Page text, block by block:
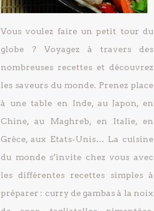
Vous voulez faire un petit tour du
globe ? Voyagez à travers des
nombreuses recettes et découvrez
les saveurs du monde. Prenez place
à une table en Inde, au Japon, en
Chine, au Maghreb, en Italie, en
Grèce, aux Etats-Unis… La cuisine
du monde s’invite chez vous avec
les différentes recettes simples à
préparer : curry de gambas à la noix